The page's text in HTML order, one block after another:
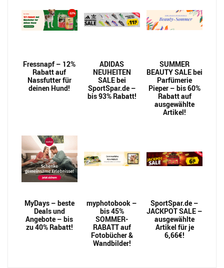
Fressnapf – 12%
Rabatt auf
Nassfutter für
deinen Hund!
ADIDAS
NEUHEITEN
SALE bei
SportSpar.de –
bis 93% Rabatt!
SUMMER
BEAUTY SALE bei
Parfümerie
Pieper – bis 60%
Rabatt auf
ausgewählte
Artikel!
MyDays – beste
Deals und
Angebote – bis
zu 40% Rabatt!
myphotobook –
bis 45%
SOMMER-
RABATT auf
Fotobücher &
Wandbilder!
SportSpar.de –
JACKPOT SALE –
ausgewählte
Artikel für je
6,66€!